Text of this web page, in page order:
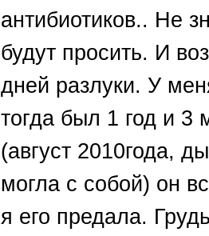
антибиотиков.. Не
будут просить. И
дней разлуки. У
тогда был 1 год и 3
(август 2010года,
могла с собой) он
я его предала.